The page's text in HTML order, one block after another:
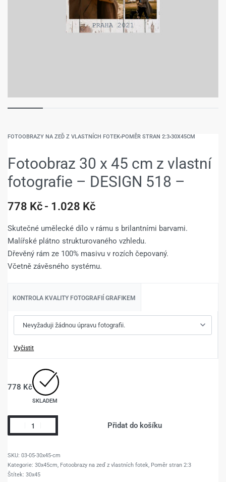
FOTOOBRAZY NA ZEĎ Z VLASTNÍCH FOTEK›POMĚR STRAN 2:3›30X45CM
Fotoobraz 30 x 45 cm z vlastní
fotografie – DESIGN 518 –
778 Kč 1.028 Kč
Skutečné umělecké dílo v rámu s brilantními barvami.
Malířské plátno strukturovaného vzhledu.
Dřevěný rám ze 100% masivu v rozích čepovaný.
Včetně závěsného systému.
KONTROLA KVALITY FOTOGRAFIÍ GRAFIKEM
Vyčistit
778 Kč
SKLADEM
Přidat do košíku
03-05-30x45-cm
Kategorie: 30x45cm, Fotoobrazy na zeď z vlastních fotek, Poměr stran 2:3
Štítek: 30x45